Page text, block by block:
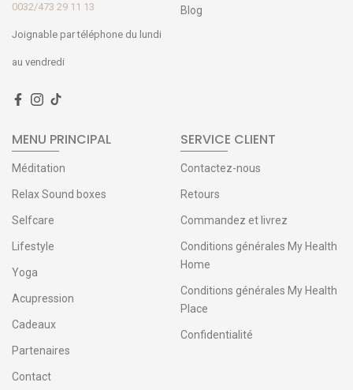
0032/473 29 11 13
Joignable par téléphone du lundi
au vendredi
Blog
MENU PRINCIPAL
Méditation
Relax Sound boxes
Selfcare
Lifestyle
Yoga
Acupression
Cadeaux
Partenaires
Contact
SERVICE CLIENT
Contactez-nous
Retours
Commandez et livrez
Conditions générales My Health
Home
Conditions générales My Health
Place
Confidentialité